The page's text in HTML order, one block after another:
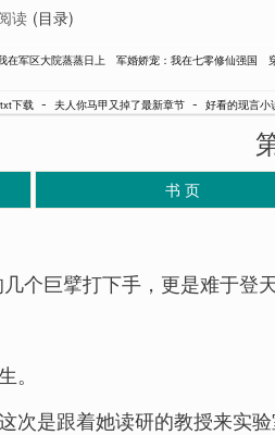
读 (目录)
在军区大院蒸蒸日上 军婚娇宠：我在七零修仙强国
下载 - 夫人你马甲又掉了最新章节 - 好看的现言小
书 页
个巨擘打下手，更是难于登天
是跟着她读研的教授来实验